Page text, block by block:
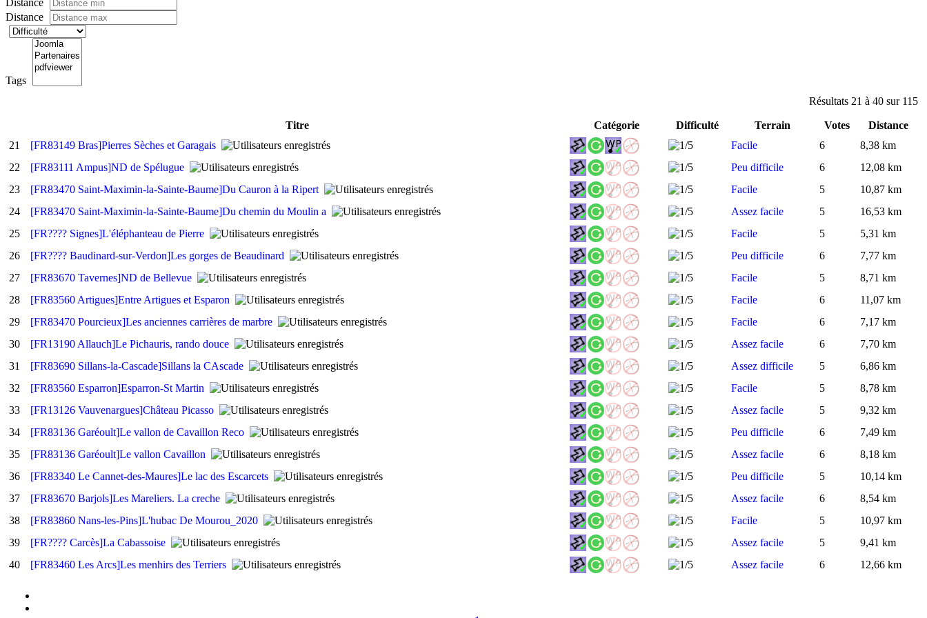
Distance
Tags
Résultats 21 à 40 sur 115
Titre Catégorie Difficulté Terrain Votes Distance
21 [FR83149 Bras]Pierres Sèches et Garagais Facile 6
8,38 km
22
[FR83111 Ampus]ND de Spélugue Peu difficile 6
12,08 km
23
[FR83470 Saint-Maximin-la-Sainte-Baume]Du Cauron à la Ripert Facile 5
10,87 km
24
[FR83470 Saint-Maximin-la-Sainte-Baume]Du chemin du Moulin a Assez facile 5
16,53 km
25
[FR???? Signes]L'éléphanteau de Pierre Facile 5
5,31 km
26
[FR???? Baudinard-sur-Verdon]Les gorges de Beaudinard Peu difficile 6
7,77 km
27
[FR83670 Tavernes]ND de Bellevue Facile 5
8,71 km
28
[FR83560 Artigues]Entre Artigues et Esparon Facile 6
11,07 km
29
[FR83470 Pourcieux]Les anciennes carrières de marbre Facile 6
7,17 km
30
[FR13190 Allauch]Le Pichauris, rando douce Assez facile 6
7,70 km
31
[FR83690 Sillans-la-Cascade]Sillans la CAscade Assez difficile 5
6,86 km
32
[FR83560 Esparron]Esparron-St Martin Facile 5
8,78 km
33
[FR13126 Vauvenargues]Château Picasso Assez facile 5
9,32 km
34
[FR83136 Garéoult]Le vallon de Cavaillon Reco Peu difficile 6
7,49 km
35
[FR83136 Garéoult]Le vallon Cavaillon Assez facile 6
8,18 km
36
[FR83340 Le Cannet-des-Maures]Le lac des Escarcets Peu difficile 5
10,14 km
37
[FR83670 Barjols]Les Mareliers. La creche Assez facile 6
8,54 km
38
[FR83860 Nans-les-Pins]L'hubac De Mourou_2020 Facile 5
10,97 km
39
[FR???? Carcès]La Cabassoise Assez facile 5
9,41 km
40
[FR83460 Les Arcs]Les menhirs des Terriers Assez facile 6 12,66 km